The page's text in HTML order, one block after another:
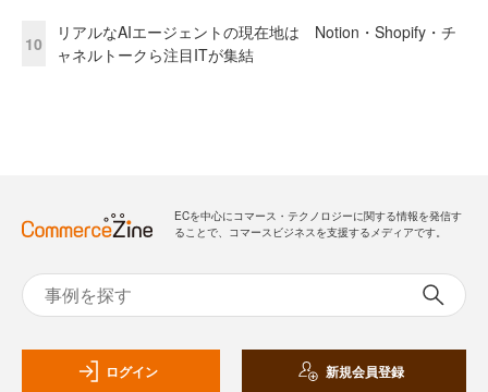
10
リアルなAIエージェントの現在地は Notion・Shopify・チ
ャネルトークら注目ITが集結
ECを中心にコマース・テクノロジーに関する情報を発信す
ることで、コマースビジネスを支援するメディアです。
ログイン 新規会員登録